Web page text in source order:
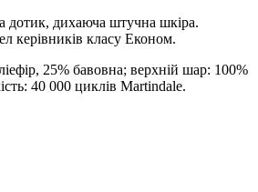
дотик, дихаюча штучна шкіра.
керівників класу Економ.
25% бавовна; верхній шар: 100%
40 000 циклів Martindale.